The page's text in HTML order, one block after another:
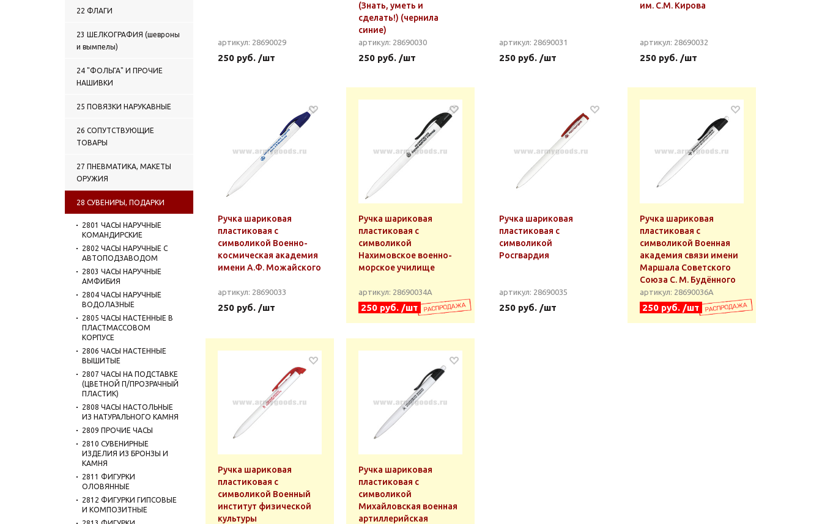
22 ФЛАГИ
23 ШЕЛКОГРАФИЯ (шевроны
и вымпелы)
24 "ФОЛЬГА" И ПРОЧИЕ
НАШИВКИ
25 ПОВЯЗКИ НАРУКАВНЫЕ
26 СОПУТСТВУЮЩИЕ
ТОВАРЫ
27 ПНЕВМАТИКА, МАКЕТЫ
ОРУЖИЯ
28 СУВЕНИРЫ, ПОДАРКИ
2801 ЧАСЫ НАРУЧНЫЕ
КОМАНДИРСКИЕ
2802 ЧАСЫ НАРУЧНЫЕ С
АВТОПОДЗАВОДОМ
2803 ЧАСЫ НАРУЧНЫЕ
АМФИБИЯ
2804 ЧАСЫ НАРУЧНЫЕ
ВОДОЛАЗНЫЕ
2805 ЧАСЫ НАСТЕННЫЕ В
ПЛАСТМАССОВОМ
КОРПУСЕ
2806 ЧАСЫ НАСТЕННЫЕ
ВЫШИТЫЕ
2807 ЧАСЫ НА ПОДСТАВКЕ
(ЦВЕТНОЙ П/ПРОЗРАЧНЫЙ
ПЛАСТИК)
2808 ЧАСЫ НАСТОЛЬНЫЕ
ИЗ НАТУРАЛЬНОГО КАМНЯ
2809 ПРОЧИЕ ЧАСЫ
2810 СУВЕНИРНЫЕ
ИЗДЕЛИЯ ИЗ БРОНЗЫ И
КАМНЯ
2811 ФИГУРКИ
ОЛОВЯННЫЕ
2812 ФИГУРКИ ГИПСОВЫЕ
И КОМПОЗИТНЫЕ
артикул: 28690029
250 руб. /шт
(Знать, уметь и
сделать!) (чернила
синие)
артикул: 28690030
250 руб. /шт
артикул: 28690031
250 руб. /шт
им. С.М. Кирова
артикул: 28690032
250 руб. /шт
Ручка шариковая
пластиковая с
символикой Военно-
космическая академия
имени А.Ф. Можайского
артикул: 28690033
250 руб. /шт
Ручка шариковая
пластиковая с
символикой
Нахимовское военно-
морское училище
артикул: 28690034А
250 руб. /шт
Ручка шариковая
пластиковая с
символикой
Росгвардия
артикул: 28690035
250 руб. /шт
Ручка шариковая
пластиковая с
символикой Военная
академия связи имени
Маршала Советского
Союза С. М. Будённого
артикул: 28690036А
250 руб. /шт
Ручка шариковая
пластиковая с
символикой Военный
институт физической
культуры
Ручка шариковая
пластиковая с
символикой
Михайловская военная
артиллерийская